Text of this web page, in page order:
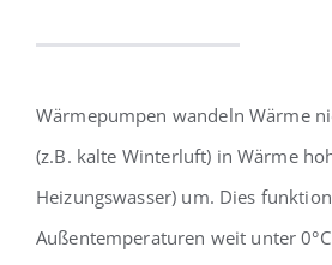
Wärmepumpen wandeln Wärme
(z.B. kalte Winterluft) in Wärme
Heizungswasser) um. Dies
Außentemperaturen weit unter 0°C